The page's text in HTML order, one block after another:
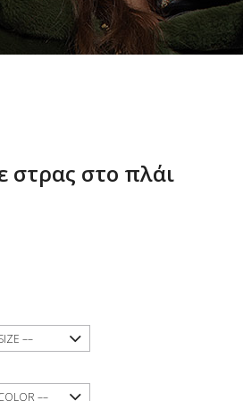
στρας στο πλάι